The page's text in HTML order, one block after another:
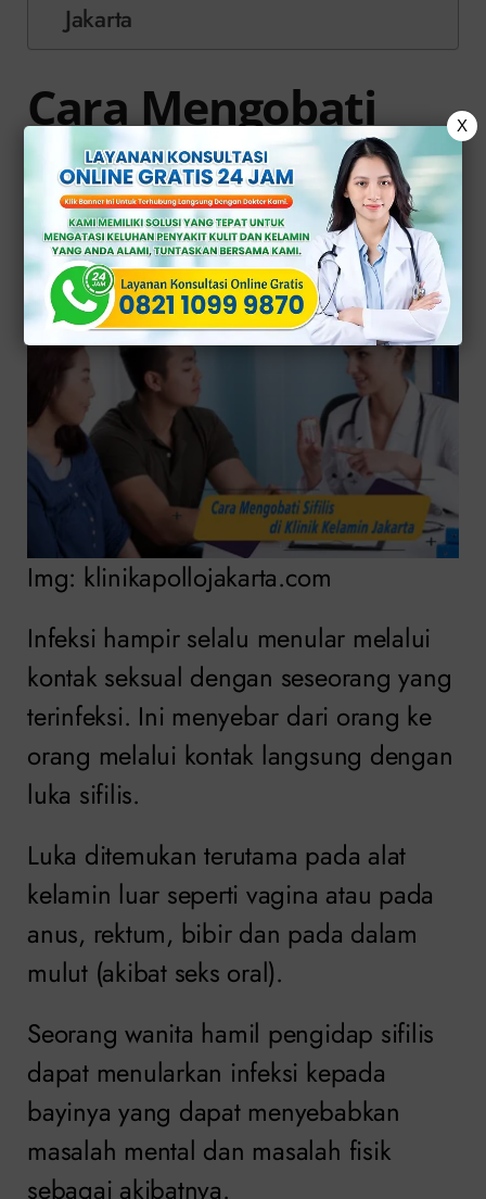
Jakarta
Cara Mengobati
Sifilis di Klinik
Kelamin Jakarta
Img: klinikapollojakarta.com
Infeksi hampir selalu menular melalui
kontak seksual dengan seseorang yang
terinfeksi. Ini menyebar dari orang ke
orang melalui kontak langsung dengan
luka sifilis.
Luka ditemukan terutama pada alat
kelamin luar seperti vagina atau pada
anus, rektum, bibir dan pada dalam
mulut (akibat seks oral).
Seorang wanita hamil pengidap sifilis
dapat menularkan infeksi kepada
bayinya yang dapat menyebabkan
masalah mental dan masalah fisik
sebagai akibatnya.
X